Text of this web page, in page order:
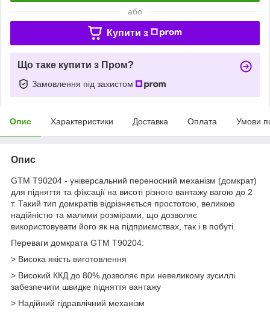
або
Купити з
Що таке купити з Пром?
Замовлення під захистом
Опис Характеристики Доставка Оплата Умови
Опис
GTM Т90204 - універсальний переносний механізм (домкрат)
для підняття та фіксації на висоті різного вантажу вагою до 2
т. Такий тип домкратів відрізняється простотою, великою
надійністю та малими розмірами, що дозволяє
використовувати його як на підприємствах, так і в побуті.
Переваги домкрата GTM Т90204:
> Висока якість виготовлення
> Високий ККД до 80% дозволяє при невеликому зусиллі
забезпечити швидке підняття вантажу
> Надійний гідравлічний механізм